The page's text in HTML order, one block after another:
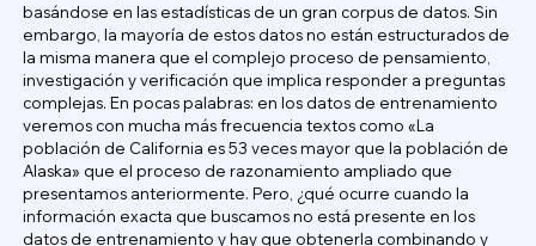
basándose en las estadísticas de un gran corpus de datos. Sin
embargo, la mayoría de estos datos no están estructurados de
la misma manera que el complejo proceso de pensamiento,
investigación y verificación que implica responder a preguntas
complejas. En pocas palabras: en los datos de entrenamiento
veremos con mucha más frecuencia textos como «La
población de California es 53 veces mayor que la población de
Alaska» que el proceso de razonamiento ampliado que
presentamos anteriormente. Pero, ¿qué ocurre cuando la
información exacta que buscamos no está presente en los
datos de entrenamiento y hay que obtenerla combinando y